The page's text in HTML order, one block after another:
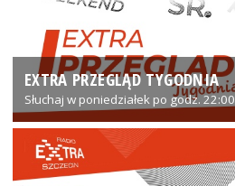
EXTRA PRZEGLĄD TYGODNIA
Słuchaj w poniedziałek po godz. 22:00